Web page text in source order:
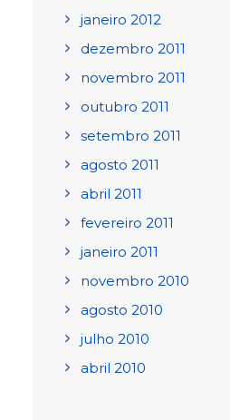
janeiro 2012
dezembro 2011
novembro 2011
outubro 2011
setembro 2011
agosto 2011
abril 2011
fevereiro 2011
janeiro 2011
novembro 2010
agosto 2010
julho 2010
abril 2010